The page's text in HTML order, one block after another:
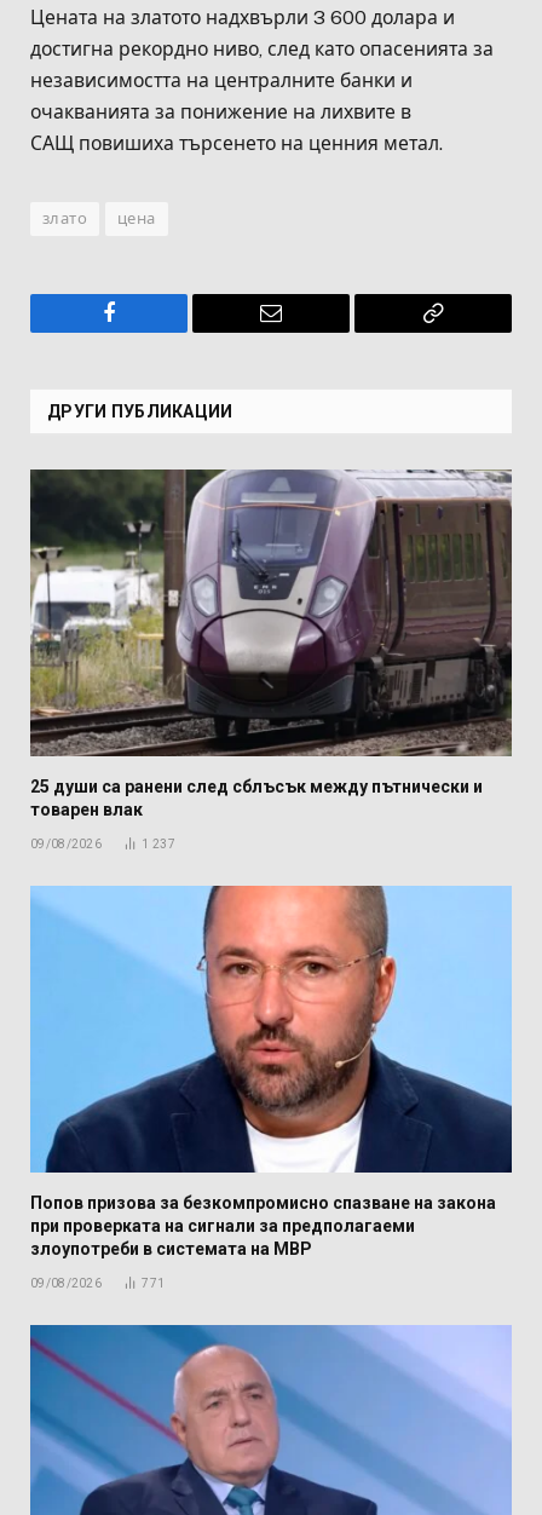
Цената на златото надхвърли 3 600 долара и
достигна рекордно ниво, след като опасенията за
независимостта на централните банки и
очакванията за понижение на лихвите в
САЩ повишиха търсенето на ценния метал.
злато цена
Facebook Имейл
Копирай
ДРУГИ ПУБЛИКАЦИИ
25 души са ранени след сблъсък между пътнически и
товарен влак
09/08/2026 1 237
Попов призова за безкомпромисно спазване на закона
при проверката на сигнали за предполагаеми
злоупотреби в системата на МВР
09/08/2026 771